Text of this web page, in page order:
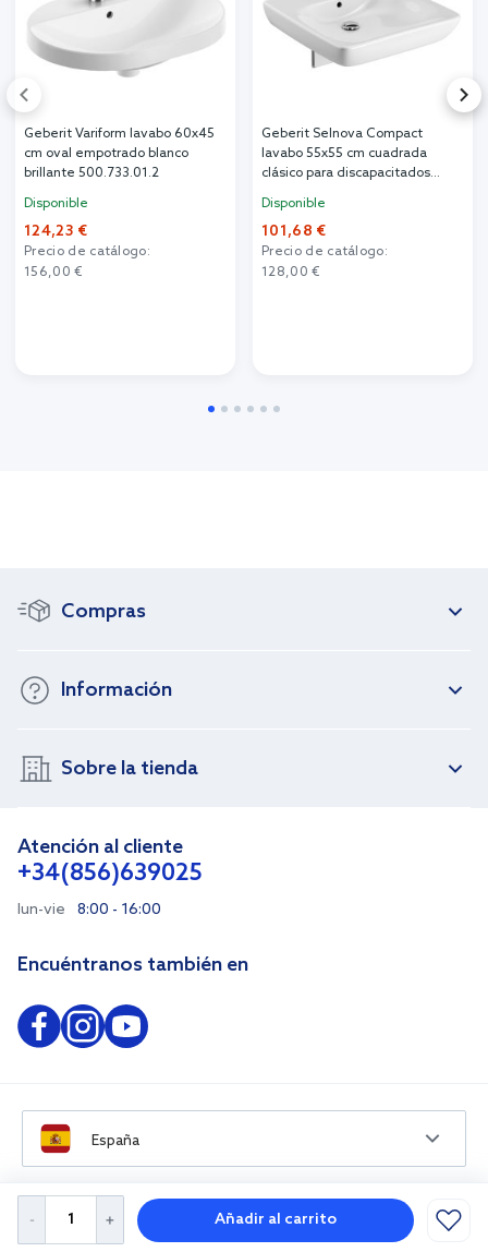
Añadir al carrito
Geberit Variform lavabo 60x45
cm oval empotrado blanco
brillante 500.733.01.2
Disponible
124,23 €
Precio de catálogo:
156,00 €
Geberit Selnova Compact
lavabo 55x55 cm cuadrada
clásico para discapacitados
Disponible
101,68 €
Precio de catálogo:
128,00 €
Compras
Información
Sobre la tienda
Atención al cliente
+34(856)639025
lun-vie 8:00 - 16:00
Encuéntranos también en
España